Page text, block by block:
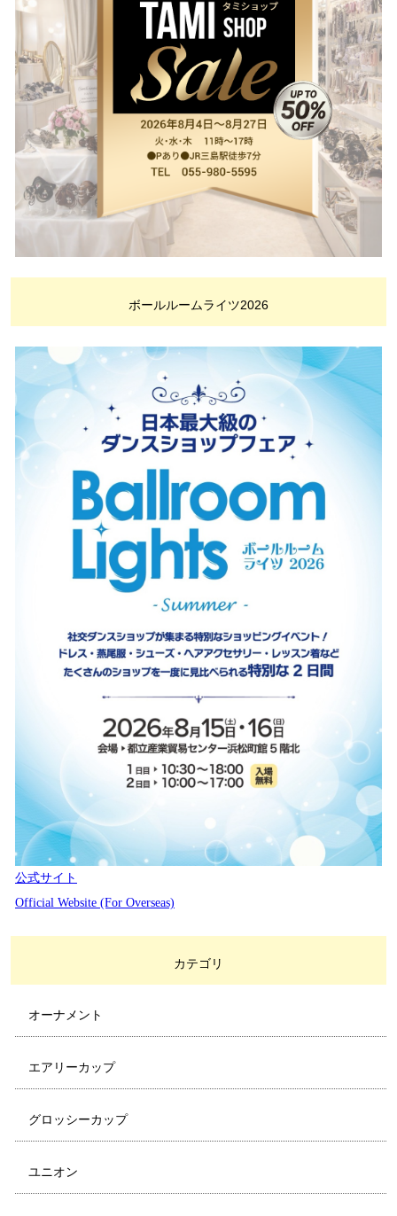
ボールルームライツ2026
公式サイト
Official Website (For Overseas)
カテゴリ
オーナメント
エアリーカップ
グロッシーカップ
ユニオン